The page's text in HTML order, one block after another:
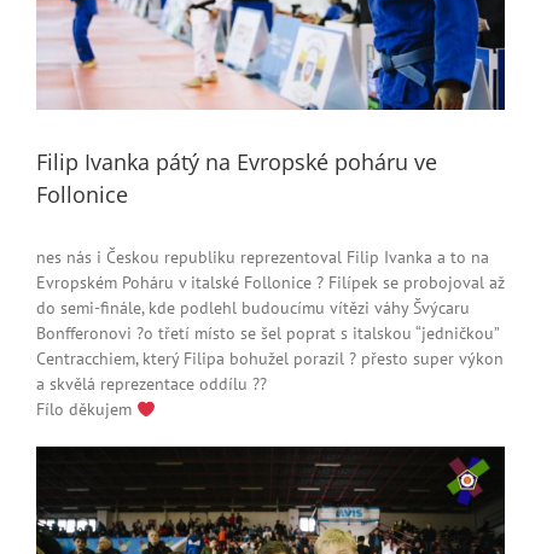
Filip Ivanka pátý na Evropské poháru ve
Follonice
nes nás i Českou republiku reprezentoval Filip Ivanka a to na
Evropském Poháru v italské Follonice ? Filípek se probojoval až
do semi-finále, kde podlehl budoucímu vítězi váhy Švýcaru
Bonfferonovi ?o třetí místo se šel poprat s italskou “jedničkou”
Centracchiem, který Filipa bohužel porazil ? přesto super výkon
a skvělá reprezentace oddílu ??
Fílo děkujem